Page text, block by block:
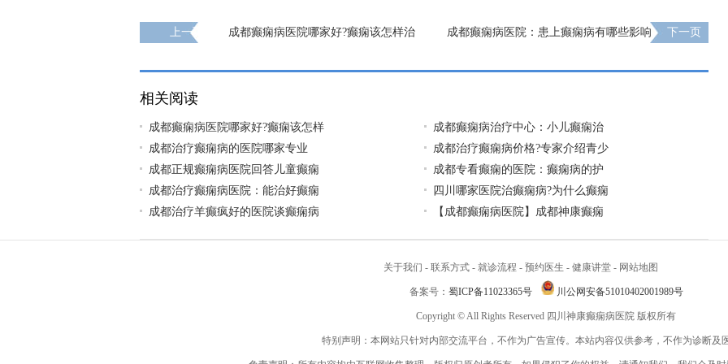
上一页
成都癫痫病医院哪家好?癫痫该怎样治
成都癫痫病医院：患上癫痫病有哪些影响 下一页
相关阅读
成都癫痫病医院哪家好?癫痫该怎样
成都癫痫病治疗中心：小儿癫痫治
成都治疗癫痫病的医院哪家专业
成都治疗癫痫病价格?专家介绍青少
成都正规癫痫病医院回答儿童癫痫
成都专看癫痫的医院：癫痫病的护
成都治疗癫痫病医院：能治好癫痫
四川哪家医院治癫痫病?为什么癫痫
成都治疗羊癫疯好的医院谈癫痫病
【成都癫痫病医院】成都神康癫痫
关于我们 - 联系方式 - 就诊流程 - 预约医生 - 健康讲堂 - 网站地图
备案号： 蜀ICP备11023365号 川公网安备51010402001989号
Copyright © All Rights Reserved 四川神康癫痫病医院 版权所有
特别声明：本网站只针对内部交流平台，不作为广告宣传。本站内容仅供参考，不作为诊断及